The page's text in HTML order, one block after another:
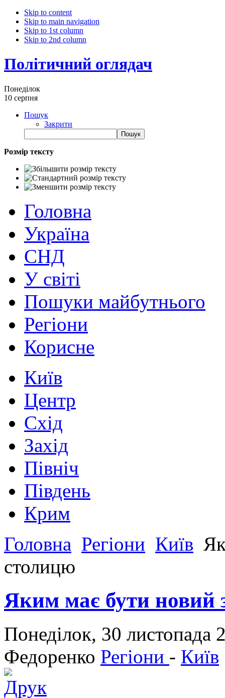
Skip to content
Skip to main navigation
Skip to 1st column
Skip to 2nd column
Політичний оглядач
Понеділок
10 серпня
Пошук
Закрити
Розмір тексту
Головна
Україна
СНД
У світі
Пошуки майбутнього
Регіони
Корисне
Київ
Центр
Схід
Захід
Північ
Південь
Крим
Головна Регіони Київ
столицю
Яким має бути новий
Понеділок, 30 листопада
Федоренко Регіони - Київ